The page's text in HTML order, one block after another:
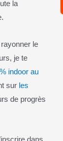
la
le
je te
indoor au
sur les
de progrès